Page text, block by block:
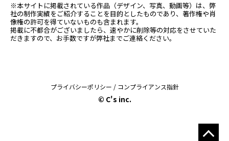
※本サイトに掲載されている作品（デザイン、写真、動画等）は、 弊
社の制作実績をご紹介することを目的としたものであり、著作権や肖
像権の許可を得ていないものも含まれます。
掲載に不都合がございましたら、速やかに削除等の対応をさせていた
だきますので、お手数ですが弊社までご連絡ください。
プライバシーポリシー / コンプライアンス指針
© C's inc.